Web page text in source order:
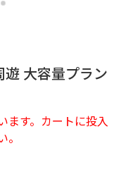
8
遊 大容量プラン
ます。カートに投入